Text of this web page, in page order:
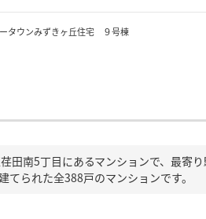
タウンみずきヶ丘住宅 ９号棟
南5丁目にあるマンションで、最寄
られた全388戸のマンションです。